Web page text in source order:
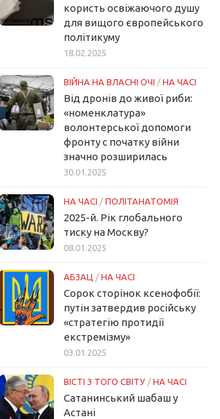
користь освіжаючого душу
для вищого європейського
політикуму
18.02.2025
ВІЙНА НА ВЛАСНІ ОЧІ / НА ЧАСІ
Від дронів до живої риби:
«номенклатура»
волонтерської допомоги
фронту с початку війни
значно розширилась
30.01.2025
НА ЧАСІ / ПОЛІТАНАТОМІЯ
2025-й. Рік глобального
тиску на Москву?
08.01.2025
АБЗАЦ / НА ЧАСІ
Сорок сторінок ксенофобії:
путін затвердив російську
«стратегію протидії
екстремізму»
03.01.2025
ВІСТІ З ТОГО СВІТУ / НА ЧАСІ
Сатанинський шабаш у
Астані